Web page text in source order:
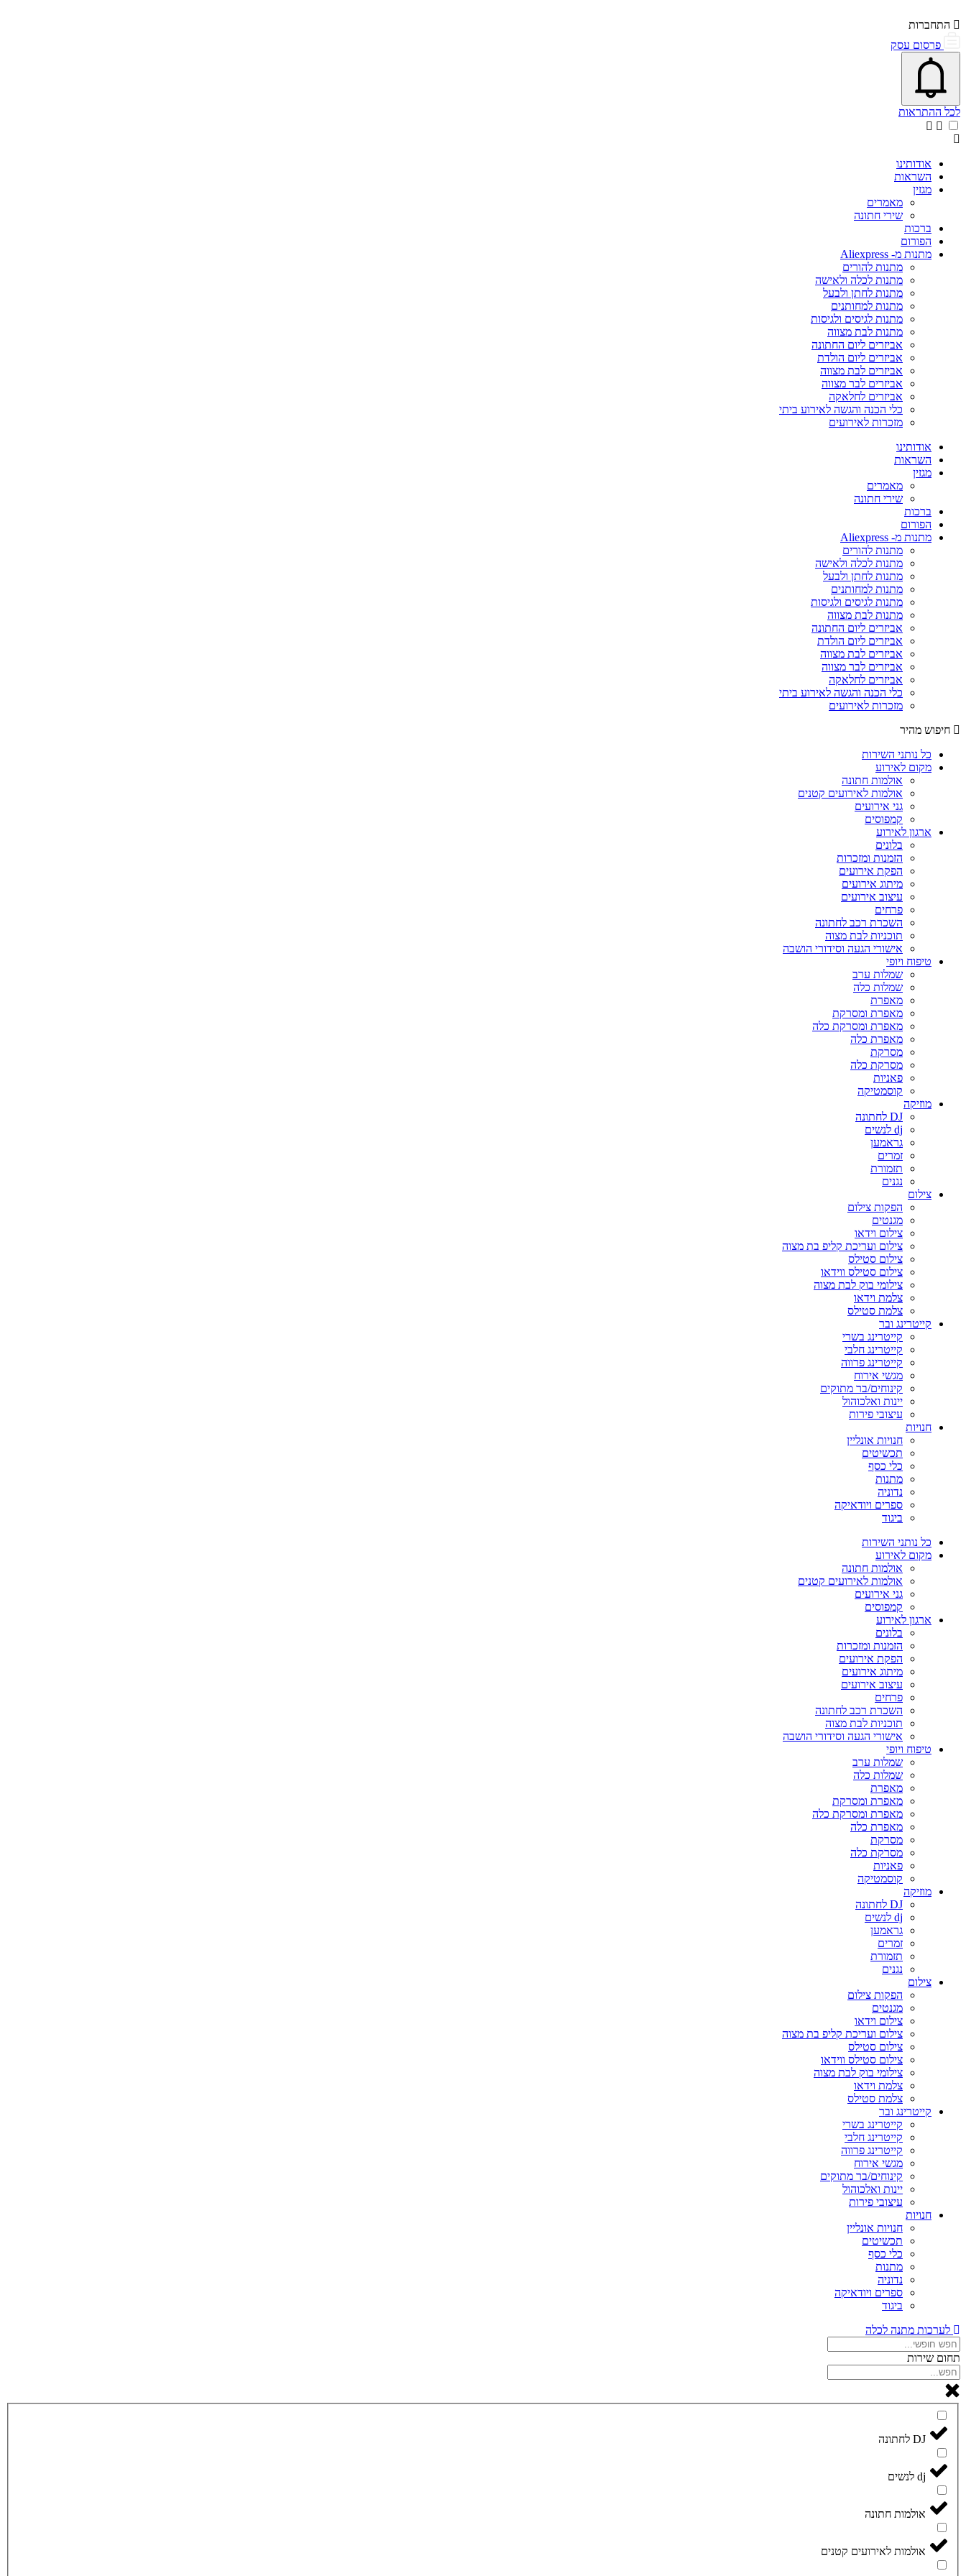
התחברות
פרסום עסק
פתיחת\סגירת מרכז התראות
אייקון פעמון
לכל ההתראות
אודותינו
השראות
מגזין
מאמרים
שירי חתונה
ברכות
הפורום
מתנות מ- Aliexpress
מתנות להורים
מתנות לכלה ולאישה
מתנות לחתן ולבעל
מתנות למחותנים
מתנות לגיסים ולגיסות
מתנות לבת מצווה
אביזרים ליום החתונה
אביזרים ליום הולדת
אביזרים לבת מצווה
אביזרים לבר מצווה
אביזרים לחלאקה
כלי הכנה והגשה לאירוע ביתי
מזכרות לאירועים
אודותינו
השראות
מגזין
מאמרים
שירי חתונה
ברכות
הפורום
מתנות מ- Aliexpress
מתנות להורים
מתנות לכלה ולאישה
מתנות לחתן ולבעל
מתנות למחותנים
מתנות לגיסים ולגיסות
מתנות לבת מצווה
אביזרים ליום החתונה
אביזרים ליום הולדת
אביזרים לבת מצווה
אביזרים לבר מצווה
אביזרים לחלאקה
כלי הכנה והגשה לאירוע ביתי
מזכרות לאירועים
חיפוש מהיר
כל נותני השירות
מקום לאירוע
אולמות חתונה
אולמות לאירועים קטנים
גני אירועים
קמפוסים
ארגון לאירוע
בלונים
הזמנות ומזכרות
הפקת אירועים
מיתוג אירועים
עיצוב אירועים
פרחים
השכרת רכב לחתונה
תוכניות לבת מצוה
אישורי הגעה וסידורי הושבה
טיפוח ויופי
שמלות ערב
שמלות כלה
מאפרת
מאפרת ומסרקת
מאפרת ומסרקת כלה
מאפרת כלה
מסרקת
מסרקת כלה
פאניות
קוסמטיקה
מוזיקה
DJ לחתונה
dj לנשים
גראמען
זמרים
תזמורת
נגנים
צילום
הפקות צילום
מגנטים
צילום וידאו
צילום ועריכת קליפ בת מצוה
צילום סטילס
צילום סטילס ווידאו
צילומי בוק לבת מצוה
צלמת וידאו
צלמת סטילס
קייטרינג ובר
קייטרינג בשרי
קייטרינג חלבי
קייטרינג פרווה
מגשי אירוח
קינוחים/בר מתוקים
יינות ואלכוהול
עיצובי פירות
חנויות
חנויות אונליין
תכשיטים
כלי כסף
מתנות
נדוניה
ספרים ויודאיקה
ביגוד
כל נותני השירות
מקום לאירוע
אולמות חתונה
אולמות לאירועים קטנים
גני אירועים
קמפוסים
ארגון לאירוע
בלונים
הזמנות ומזכרות
הפקת אירועים
מיתוג אירועים
עיצוב אירועים
פרחים
השכרת רכב לחתונה
תוכניות לבת מצוה
אישורי הגעה וסידורי הושבה
טיפוח ויופי
שמלות ערב
שמלות כלה
מאפרת
מאפרת ומסרקת
מאפרת ומסרקת כלה
מאפרת כלה
מסרקת
מסרקת כלה
פאניות
קוסמטיקה
מוזיקה
DJ לחתונה
dj לנשים
גראמען
זמרים
תזמורת
נגנים
צילום
הפקות צילום
מגנטים
צילום וידאו
צילום ועריכת קליפ בת מצוה
צילום סטילס
צילום סטילס ווידאו
צילומי בוק לבת מצוה
צלמת וידאו
צלמת סטילס
קייטרינג ובר
קייטרינג בשרי
קייטרינג חלבי
קייטרינג פרווה
מגשי אירוח
קינוחים/בר מתוקים
יינות ואלכוהול
עיצובי פירות
חנויות
חנויות אונליין
תכשיטים
כלי כסף
מתנות
נדוניה
ספרים ויודאיקה
ביגוד
לערכות מתנה לכלה
תחום שירות
DJ לחתונה
dj לנשים
אולמות חתונה
אולמות לאירועים קטנים